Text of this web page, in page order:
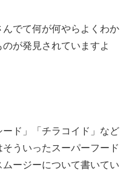
でて何が何やらよくわか
が発見されていますよ
ド」「チラコイド」など
ういったスーパーフード
ージーについて書いてい